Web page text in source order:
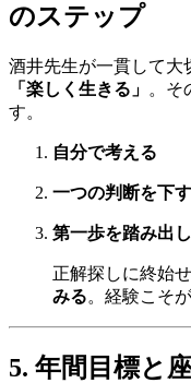
のステップ
酒井先生が一貫して大
「楽しく生きる」 。そ
す。
自分で考える
一つの判断を下す
第一歩を踏み出
正解探しに終始せ
みる。経験こそ
5. 年間目標と